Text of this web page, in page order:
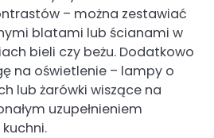
– można zestawiać
blatami lub ścianami w
bieli czy beżu. Dodatkowo
na oświetlenie – lampy o
lub żarówki wiszące na
uzupełnieniem